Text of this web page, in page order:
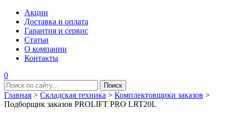
Акции
Доставка и оплата
Гарантия и сервис
Статьи
О компании
Контакты
0
Главная > Складская техника > Комплектовщики заказов >
Подборщик заказов PROLIFT PRO LRT20L